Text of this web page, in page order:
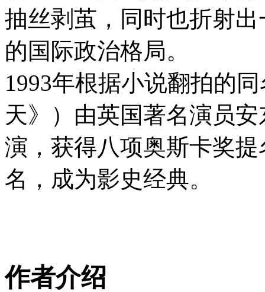
抽丝剥茧，同时也折射
的国际政治格局。
1993年根据小说翻拍的
天》）由英国著名演员
演，获得八项奥斯卡奖
名，成为影史经典。
作者介绍